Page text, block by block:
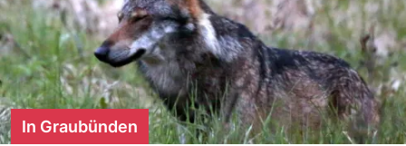
In Graubünden